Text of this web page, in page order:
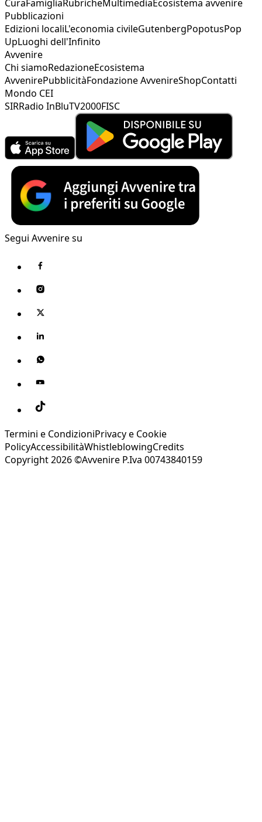
CuraFamigliaRubricheMultimediaEcosistema avvenire
Pubblicazioni
Edizioni localiL'economia civileGutenbergPopotusPop
UpLuoghi dell'Infinito
Avvenire
Chi siamoRedazioneEcosistema
AvvenirePubblicitàFondazione AvvenireShopContatti
Mondo CEI
SIRRadio InBluTV2000FISC
Segui Avvenire su
Termini e CondizioniPrivacy e Cookie
PolicyAccessibilitàWhistleblowingCredits
Copyright 2026 ©Avvenire P.Iva 00743840159